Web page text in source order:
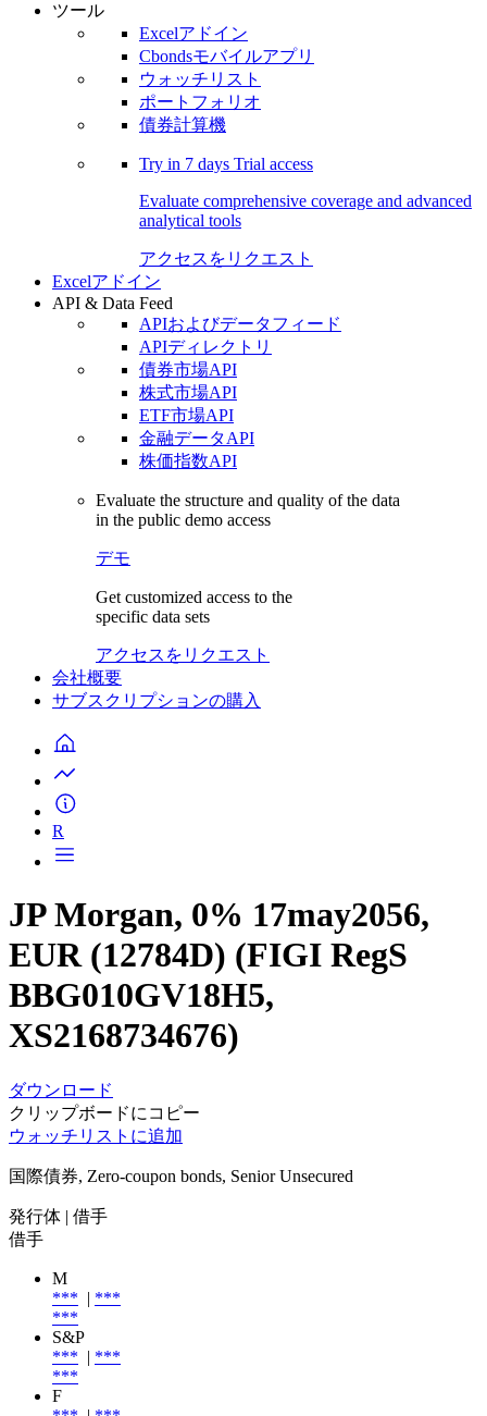
ツール
Excelアドイン
Cbondsモバイルアプリ
ウォッチリスト
ポートフォリオ
債券計算機
Try in 7 days Trial access
Evaluate comprehensive coverage and advanced
analytical tools
アクセスをリクエスト
Excelアドイン
API & Data Feed
APIおよびデータフィード
APIディレクトリ
債券市場API
株式市場API
ETF市場API
金融データAPI
株価指数API
Evaluate the structure and quality of the data
in the public demo access
デモ
Get customized access to the
specific data sets
アクセスをリクエスト
会社概要
サブスクリプションの購入
R
JP Morgan, 0% 17may2056,
EUR (12784D) (FIGI RegS
BBG010GV18H5,
XS2168734676)
ダウンロード
クリップボードにコピー
ウォッチリストに追加
国際債券, Zero-coupon bonds, Senior Unsecured
発行体 | 借手
借手
M
*** | ***
***
S&P
*** | ***
***
F